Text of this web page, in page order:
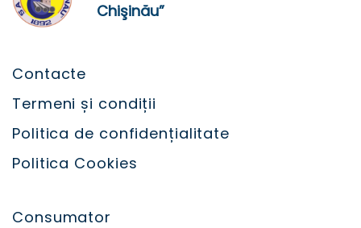
Chişinău”
Contacte
Termeni și condiții
Politica de confidențialitate
Politica Cookies
Consumator